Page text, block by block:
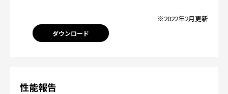
※2022年2月更新
ダウンロード
性能報告